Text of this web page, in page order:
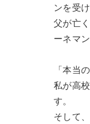
ンを受
父が亡
ーネマ
「本当
私が高
す。
そして